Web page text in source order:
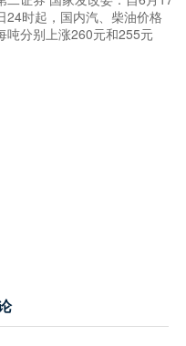
24时起，国内汽、柴油价格
吨分别上涨260元和255元